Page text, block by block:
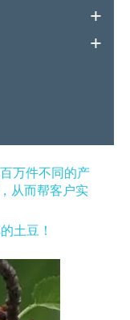
万件不同的产
从而帮客户实
土豆！